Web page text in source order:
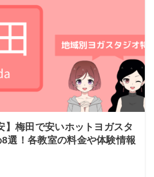
】梅田で安いホットヨガスタ
選！各教室の料金や体験情報